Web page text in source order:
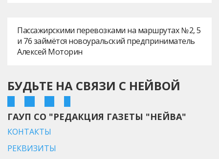
Пассажирскими перевозками на маршрутах № 2, 5
и 76 займётся новоуральский предприниматель
Алексей Моторин
БУДЬТЕ НА СВЯЗИ С НЕЙВОЙ
ГАУП СО "РЕДАКЦИЯ ГАЗЕТЫ "НЕЙВА"
КОНТАКТЫ
РЕКВИЗИТЫ